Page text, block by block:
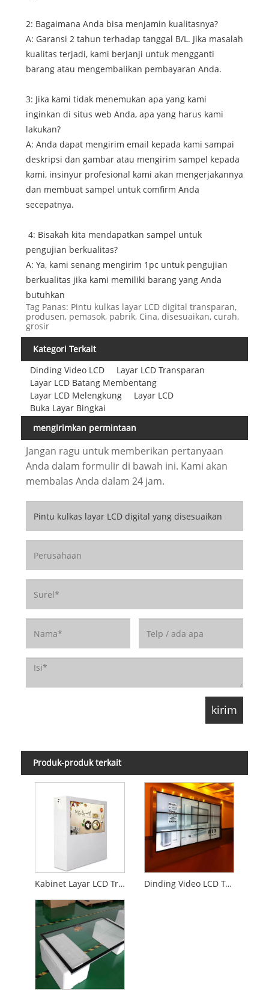
2: Bagaimana Anda bisa menjamin kualitasnya?
A: Garansi 2 tahun terhadap tanggal B/L. Jika masalah
kualitas terjadi, kami berjanji untuk mengganti
barang atau mengembalikan pembayaran Anda.
3: Jika kami tidak menemukan apa yang kami
inginkan di situs web Anda, apa yang harus kami
lakukan?
A: Anda dapat mengirim email kepada kami sampai
deskripsi dan gambar atau mengirim sampel kepada
kami, insinyur profesional kami akan mengerjakannya
dan membuat sampel untuk comfirm Anda
secepatnya.
4: Bisakah kita mendapatkan sampel untuk
pengujian berkualitas?
A: Ya, kami senang mengirim 1pc untuk pengujian
berkualitas jika kami memiliki barang yang Anda
butuhkan
Tag Panas: Pintu kulkas layar LCD digital transparan,
produsen, pemasok, pabrik, Cina, disesuaikan, curah,
grosir
Kategori Terkait
Dinding Video LCD
Layar LCD Transparan
Layar LCD Batang Membentang
Layar LCD Melengkung
Layar LCD
Buka Layar Bingkai
mengirimkan permintaan
Jangan ragu untuk memberikan pertanyaan
Anda dalam formulir di bawah ini. Kami akan
membalas Anda dalam 24 jam.
Produk-produk terkait
Kabinet Layar LCD Transparan Dinding Video LCD Transparan